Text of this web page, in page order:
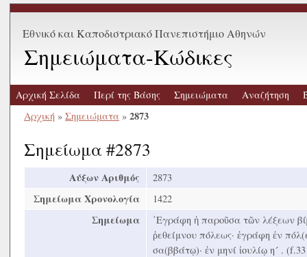
Εθνικό και Καποδιστριακό Πανεπιστήμιο Αθηνών
Σημειώματα-Κώδικες
Αρχική Σελίδα Περί της Βάσης Σημειώματα Αναζήτηση
Αρχική » Σημειώματα » 2873
Σημείωμα #2873
Αύξων Αριθμός 2873
Σημείωμα Χρονολογία 1422
Σημείωμα
᾿Εγράφη ἡ παροῦσα τῶν λέξεων
ῥεθείμνου πόλεως· ἐγράφη ἐν
σα(ββάτῳ)· ἐν μηνί ἰουλίῳ η´ .